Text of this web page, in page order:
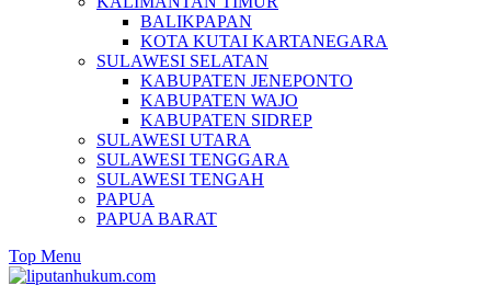
BALIKPAPAN
KOTA KUTAI KARTANEGARA
SULAWESI SELATAN
KABUPATEN JENEPONTO
KABUPATEN WAJO
KABUPATEN SIDREP
SULAWESI UTARA
SULAWESI TENGGARA
SULAWESI TENGAH
PAPUA
PAPUA BARAT
Top Menu